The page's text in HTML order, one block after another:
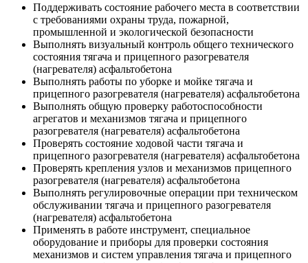
Поддерживать состояние рабочего места в соответствии
с требованиями охраны труда, пожарной,
промышленной и экологической безопасности
Выполнять визуальный контроль общего технического
состояния тягача и прицепного разогревателя
(нагревателя) асфальтобетона
Выполнять работы по уборке и мойке тягача и
прицепного разогревателя (нагревателя) асфальтобетона
Выполнять общую проверку работоспособности
агрегатов и механизмов тягача и прицепного
разогревателя (нагревателя) асфальтобетона
Проверять состояние ходовой части тягача и
прицепного разогревателя (нагревателя) асфальтобетона
Проверять крепления узлов и механизмов прицепного
разогревателя (нагревателя) асфальтобетона
Выполнять регулировочные операции при техническом
обслуживании тягача и прицепного разогревателя
(нагревателя) асфальтобетона
Применять в работе инструмент, специальное
оборудование и приборы для проверки состояния
механизмов и систем управления тягача и прицепного